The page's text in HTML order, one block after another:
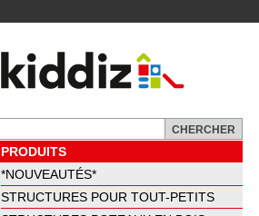
PRODUITS
*NOUVEAUTÉS*
STRUCTURES POUR TOUT-PETITS